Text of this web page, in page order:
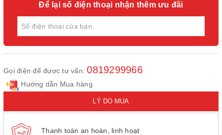
Để lại số điện thoại nhận thêm ưu đãi
Gọi điện để được tư vấn:0819299966
Hướng dẫn Mua hàng
LÝ DO MUA
Thanh toán an hoàn, linh hoạt